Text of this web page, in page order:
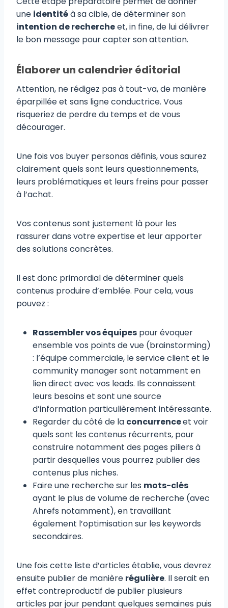
une identitéà sa cible, de déterminer son
intention de rechercheet, in fine, de lui délivrer
le bon message pour capter son attention.
Élaborer un calendrier éditorial
Attention, ne rédigez pas à tout-va, de manière
éparpillée et sans ligne conductrice. Vous
risqueriez de perdre du temps et de vous
décourager.
Une fois vos buyer personas définis, vous saurez
clairement quels sont leurs questionnements,
leurs problématiques et leurs freins pour passer
à l’achat.
Vos contenus sont justement là pour les
rassurer dans votre expertise et leur apporter
des solutions concrètes.
Il est donc primordial de déterminer quels
contenus produire d’emblée. Pour cela, vous
pouvez :
Rassembler vos équipes pour évoquer
ensemble vos points de vue (brainstorming)
: l’équipe commerciale, le service client et le
community manager sont notamment en
lien direct avec vos leads. Ils connaissent
leurs besoins et sont une source
d’information particulièrement intéressante.
Regarder du côté de la concurrenceet voir
quels sont les contenus récurrents, pour
construire notamment des pages piliers à
partir desquelles vous pourrez publier des
contenus plus niches.
Faire une recherche sur les mots-clés
ayant le plus de volume de recherche (avec
Ahrefs notamment), en travaillant
également l’optimisation sur les keywords
secondaires.
Une fois cette liste d’articles établie, vous devrez
ensuite publier de manière régulière. Il serait en
effet contreproductif de publier plusieurs
articles par jour pendant quelques semaines puis